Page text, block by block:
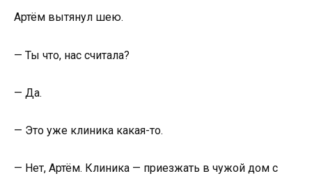
Артём вытянул шею.
— Ты что, нас считала?
— Да.
— Это уже клиника какая-то.
— Нет, Артём. Клиника — приезжать в чужой дом с